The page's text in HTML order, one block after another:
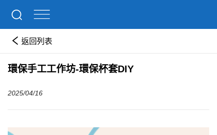
返回列表
環保手工工作坊-環保杯套DIY
2025/04/16